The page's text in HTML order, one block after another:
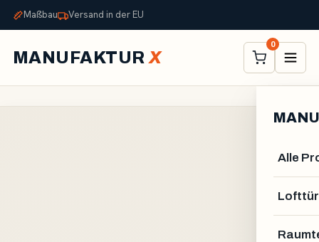
Maßbau Versand in der EU
MANUFAKTURX
0
Alle
Lofttür